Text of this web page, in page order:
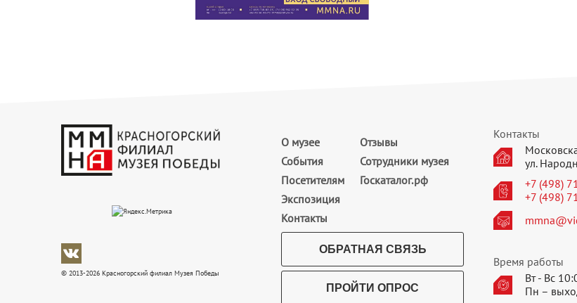
© 2013-2026 Красногорский филиал Музея Победы
О музее
События
Посетителям
Экспозиция
Контакты
Отзывы
Сотрудники музея
Госкаталог.рф
ОБРАТНАЯ СВЯЗЬ
ПРОЙТИ ОПРОС
Контакты
ул.
+7 (498)
+7 (498)
Время работы
Вт - Вс
Пн –